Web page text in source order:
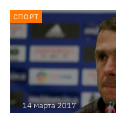
14 марта 2017
СПОРТ